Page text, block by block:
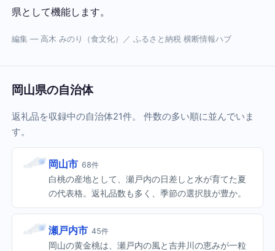
県として機能します。
編集 — 高木 みのり（食文化）／ ふるさと納税 横断情報ハブ
岡山県の自治体
返礼品を収録中の自治体21件。 件数の多い順に並んでいま
す。
岡山市 68件
白桃の産地として、瀬戸内の日差しと水が育てた夏
の代表格。返礼品数も多く、季節の選択肢が豊か。
瀬戸内市 45件
岡山の黄金桃は、瀬戸内の風と吉井川の恵みが一粒